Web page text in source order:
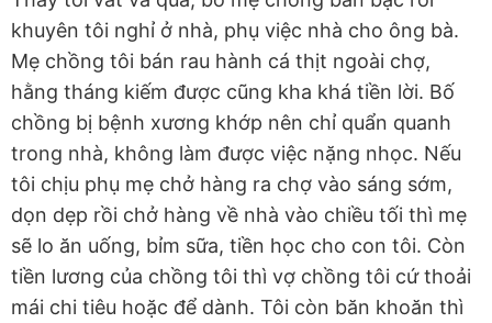
khuyên tôi nghỉ ở nhà, phụ việc nhà cho ông bà.
Mẹ chồng tôi bán rau hành cá thịt ngoài chợ,
hằng tháng kiếm được cũng kha khá tiền lời. Bố
chồng bị bệnh xương khớp nên chỉ quẩn quanh
trong nhà, không làm được việc nặng nhọc. Nếu
tôi chịu phụ mẹ chở hàng ra chợ vào sáng sớm,
dọn dẹp rồi chở hàng về nhà vào chiều tối thì mẹ
sẽ lo ăn uống, bỉm sữa, tiền học cho con tôi. Còn
tiền lương của chồng tôi thì vợ chồng tôi cứ thoải
mái chi tiêu hoặc để dành. Tôi còn băn khoăn thì